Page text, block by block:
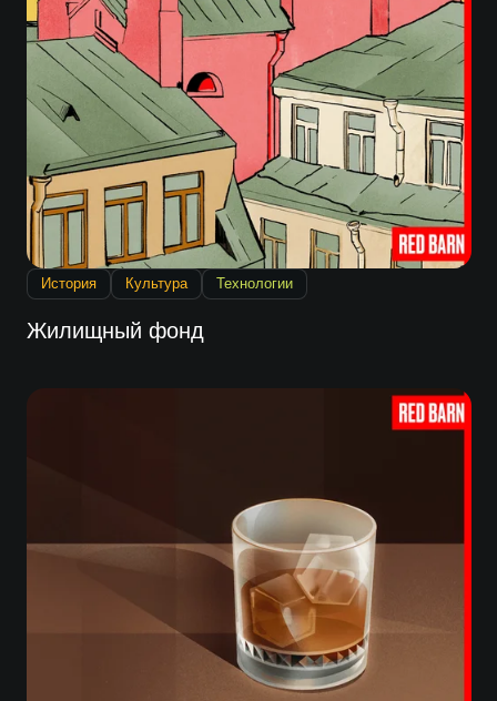
История Культура Технологии
Жилищный фонд